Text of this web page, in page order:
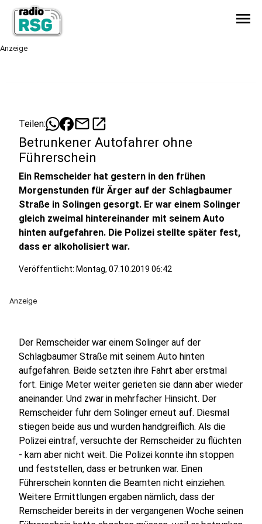
menu
Anzeige
Teilen: mailopen_in_new
Betrunkener Autofahrer ohne
Führerschein
Ein Remscheider hat gestern in den frühen
Morgenstunden für Ärger auf der Schlagbaumer
Straße in Solingen gesorgt. Er war einem Solinger
gleich zweimal hintereinander mit seinem Auto
hinten aufgefahren. Die Polizei stellte später fest,
dass er alkoholisiert war.
Veröffentlicht: Montag, 07.10.2019 06:42
Anzeige
Der Remscheider war einem Solinger auf der
Schlagbaumer Straße mit seinem Auto hinten
aufgefahren. Beide setzten ihre Fahrt aber erstmal
fort. Einige Meter weiter gerieten sie dann aber wieder
aneinander. Und zwar in mehrfacher Hinsicht. Der
Remscheider fuhr dem Solinger erneut auf. Diesmal
stiegen beide aus und wurden handgreiflich. Als die
Polizei eintraf, versuchte der Remscheider zu flüchten
- kam aber nicht weit. Die Polizei konnte ihn stoppen
und feststellen, dass er betrunken war. Einen
Führerschein konnten die Beamten nicht einziehen.
Weitere Ermittlungen ergaben nämlich, dass der
Remscheider bereits in der vergangenen Woche seinen